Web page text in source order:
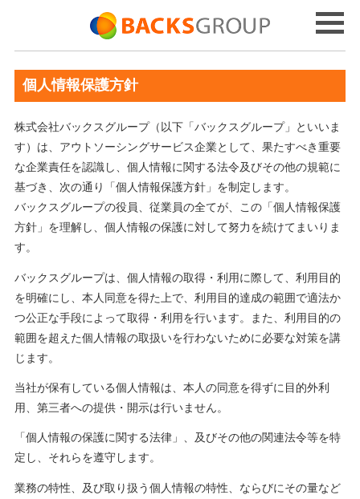
個人情報保護方針
株式会社バックスグループ（以下「バックスグループ」といいま
す）は、アウトソーシングサービス企業として、果たすべき重要
な企業責任を認識し、個人情報に関する法令及びその他の規範に
基づき、次の通り「個人情報保護方針」を制定します。
バックスグループの役員、従業員の全てが、この「個人情報保護
方針」を理解し、個人情報の保護に対して努力を続けてまいりま
す。
バックスグループは、個人情報の取得・利用に際して、利用目的
を明確にし、本人同意を得た上で、利用目的達成の範囲で適法か
つ公正な手段によって取得・利用を行います。また、利用目的の
範囲を超えた個人情報の取扱いを行わないために必要な対策を講
じます。
当社が保有している個人情報は、本人の同意を得ずに目的外利
用、第三者への提供・開示は行いません。
「個人情報の保護に関する法律」、及びその他の関連法令等を特
定し、それらを遵守します。
業務の特性、及び取り扱う個人情報の特性、ならびにその量など